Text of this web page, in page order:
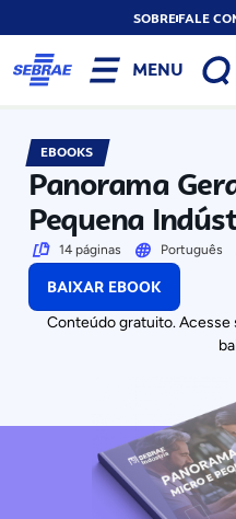
SOBREFALE
MENU
EBOOKS
Panorama
Pequena
14 páginas Português
BAIXAR EBOOK
Conteúdo gratuito. Acesse